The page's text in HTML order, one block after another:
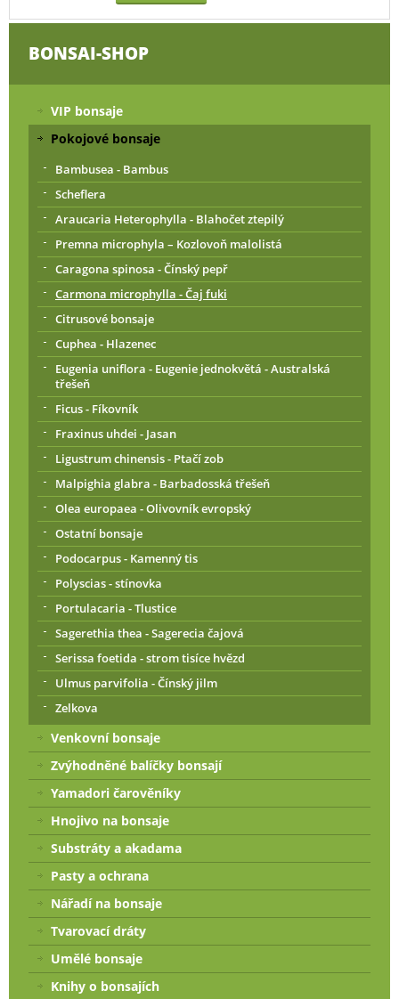
BONSAI-SHOP
VIP bonsaje
Pokojové bonsaje
Bambusea - Bambus
Scheflera
Araucaria Heterophylla - Blahočet ztepilý
Premna microphyla – Kozlovoň malolistá
Caragona spinosa - Čínský pepř
Carmona microphylla - Čaj fuki
Citrusové bonsaje
Cuphea - Hlazenec
Eugenia uniflora - Eugenie jednokvětá - Australská
třešeň
Ficus - Fíkovník
Fraxinus uhdei - Jasan
Ligustrum chinensis - Ptačí zob
Malpighia glabra - Barbadosská třešeň
Olea europaea - Olivovník evropský
Ostatní bonsaje
Podocarpus - Kamenný tis
Polyscias - stínovka
Portulacaria - Tlustice
Sagerethia thea - Sagerecia čajová
Serissa foetida - strom tisíce hvězd
Ulmus parvifolia - Čínský jilm
Zelkova
Venkovní bonsaje
Zvýhodněné balíčky bonsají
Yamadori čarověníky
Hnojivo na bonsaje
Substráty a akadama
Pasty a ochrana
Nářadí na bonsaje
Tvarovací dráty
Umělé bonsaje
Knihy o bonsajích